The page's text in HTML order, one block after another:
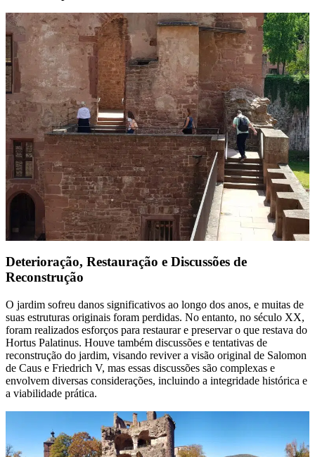
Deterioração, Restauração e Discussões de
Reconstrução
O jardim sofreu danos significativos ao longo dos anos, e muitas de
suas estruturas originais foram perdidas. No entanto, no século XX,
foram realizados esforços para restaurar e preservar o que restava do
Hortus Palatinus. Houve também discussões e tentativas de
reconstrução do jardim, visando reviver a visão original de Salomon
de Caus e Friedrich V, mas essas discussões são complexas e
envolvem diversas considerações, incluindo a integridade histórica e
a viabilidade prática.